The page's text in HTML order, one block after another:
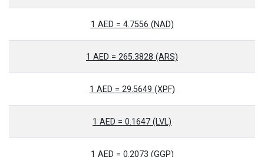
1 AED = 4.7556 (NAD)
1 AED = 265.3828 (ARS)
1 AED = 29.5649 (XPF)
1 AED = 0.1647 (LVL)
1 AED = 0.2073 (GGP)